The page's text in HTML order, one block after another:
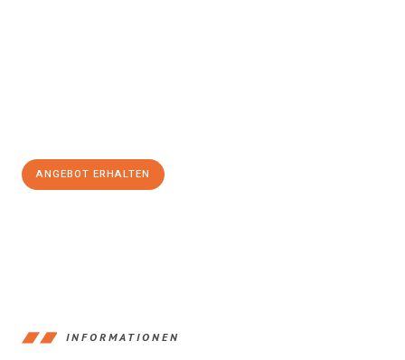
ANGEBOT ERHALTEN
INFORMATIONEN